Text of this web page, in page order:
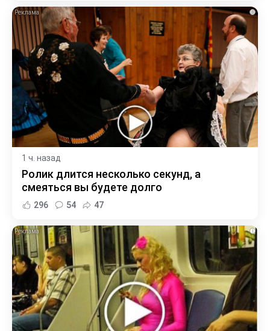
i
1 ч. назад
Ролик длится несколько секунд, а
смеяться вы будете долго
296 54 47
i